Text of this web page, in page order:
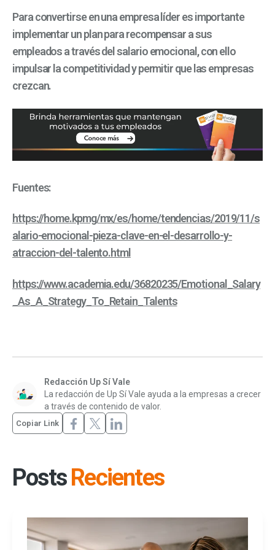
Para convertirse en una empresa líder es importante
implementar un plan para recompensar a sus
empleados a través del salario emocional, con ello
impulsar la competitividad y permitir que las empresas
crezcan.
Fuentes:
https://home.kpmg/mx/es/home/tendencias/2019/11/s
alario-emocional-pieza-clave-en-el-desarrollo-y-
atraccion-del-talento.html
https://www.academia.edu/36820235/Emotional_Salary
_As_A_Strategy_To_Retain_Talents
Redacción Up Sí Vale
La redacción de Up Sí Vale ayuda a la empresas a crecer
a través de contenido de valor.
Copiar Link
PostsRecientes